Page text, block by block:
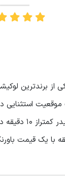
استثنایی
العاده زیبا